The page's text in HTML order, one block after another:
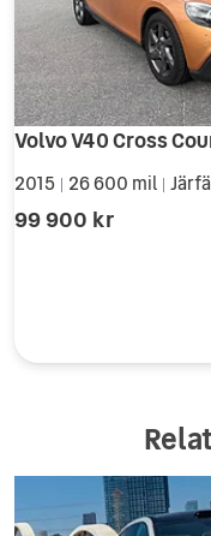
2015 26 600 mil
99 900 kr